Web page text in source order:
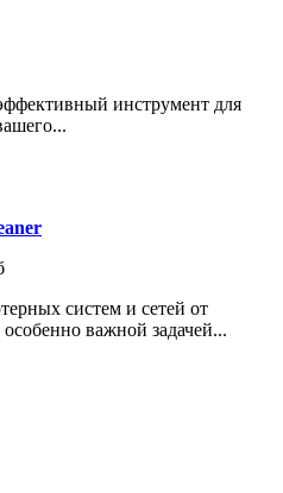
инструмент для
систем и сетей от
важной задачей...